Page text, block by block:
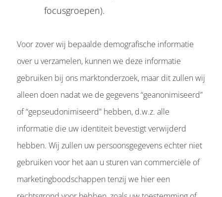
focusgroepen).
Voor zover wij bepaalde demografische informatie
over u verzamelen, kunnen we deze informatie
gebruiken bij ons marktonderzoek, maar dit zullen wij
alleen doen nadat we de gegevens “geanonimiseerd”
of “gepseudonimiseerd” hebben, d.w.z. alle
informatie die uw identiteit bevestigt verwijderd
hebben. Wij zullen uw persoonsgegevens echter niet
gebruiken voor het aan u sturen van commerciële of
marketingboodschappen tenzij we hier een